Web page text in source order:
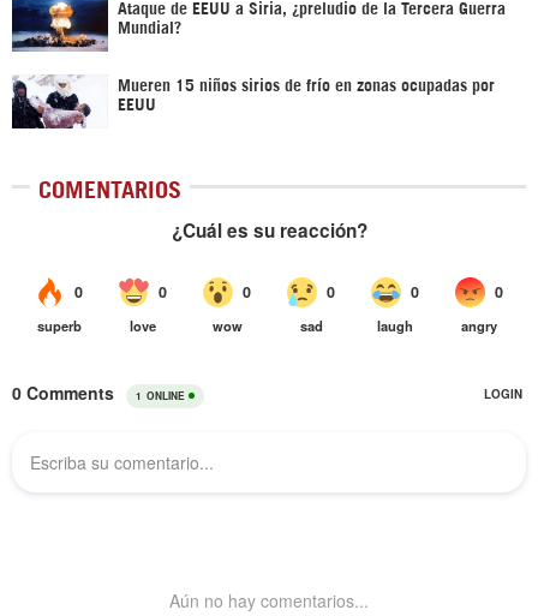
Ataque de EEUU a Siria, ¿preludio de la Tercera Guerra
Mundial?
Mueren 15 niños sirios de frío en zonas ocupadas por
EEUU
COMENTARIOS